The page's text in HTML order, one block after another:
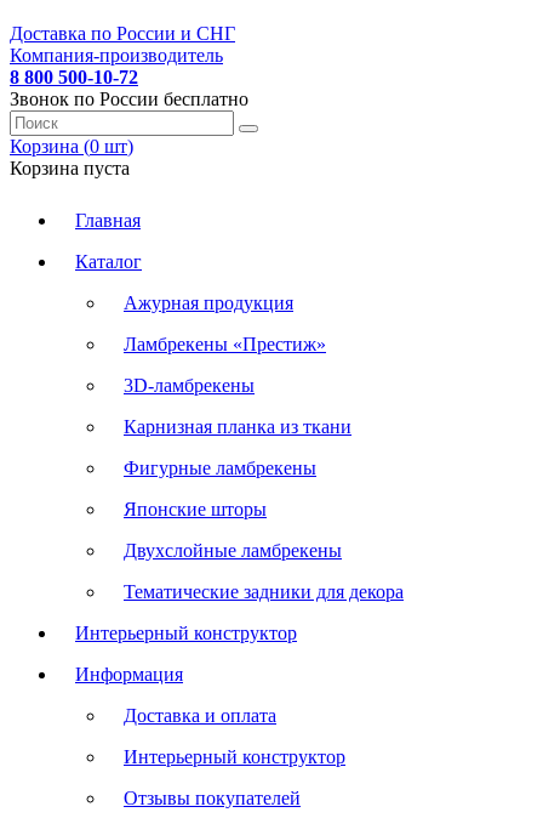
Доставка по России и СНГ
Компания-производитель
8 800 500-10-72
Звонок по России бесплатно
Корзина (0 шт)
Корзина пуста
Главная
Каталог
Ажурная продукция
Ламбрекены «Престиж»
3D-ламбрекены
Карнизная планка из ткани
Фигурные ламбрекены
Японские шторы
Двухслойные ламбрекены
Тематические задники для декора
Интерьерный конструктор
Информация
Доставка и оплата
Интерьерный конструктор
Отзывы покупателей